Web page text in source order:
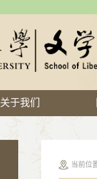
关于我们
当前位